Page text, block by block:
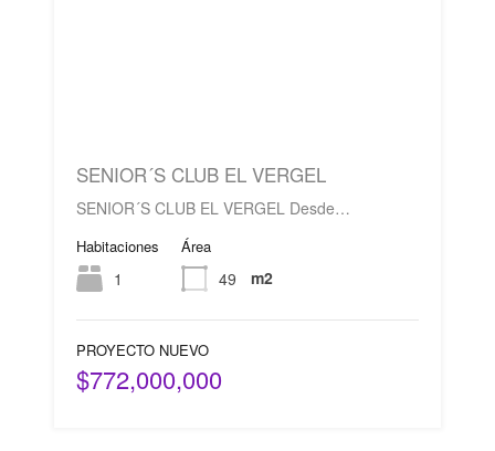
SENIOR´S CLUB EL VERGEL
SENIOR´S CLUB EL VERGEL Desde…
Habitaciones
1
Área
49 m2
PROYECTO NUEVO
$772,000,000